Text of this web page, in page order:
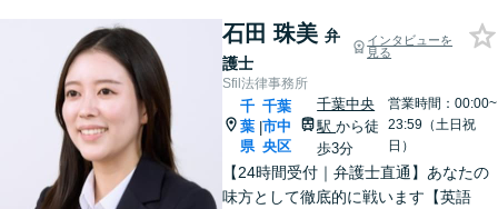
石田 珠美 弁
護士
インタビューを
見る
Sfil法律事務所
千
葉
県
|
千葉
市中
央区
千葉中央
駅から徒
歩3分
営業時間：00:00~
23:59（土日祝
日）
【24時間受付｜弁護士直通】あなたの
味方として徹底的に戦います【英語